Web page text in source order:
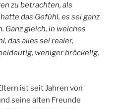
zu betrachten, als
das Gefühl, es sei ganz
Ganz gleich, in welches
das alles sei realer,
weniger bröckelig,
ist seit Jahren von
seine alten Freunde